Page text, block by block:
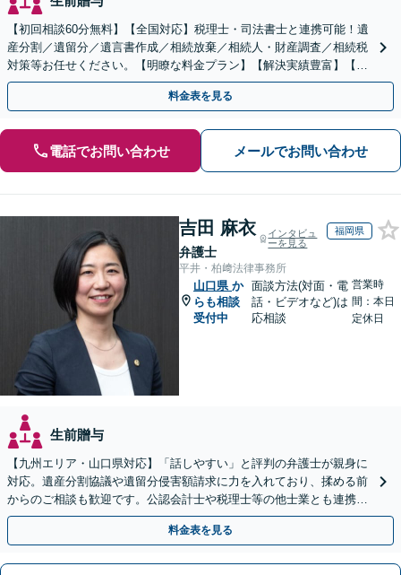
【初回相談60分無料】【全国対応】税理士・司法書士と連携可能！遺
産分割／遺留分／遺言書作成／相続放棄／相続人・財産調査／相続税
対策等お任せください。【明瞭な料金プラン】【解決実績豊富】【電
話相談可】
料金表を見る
電話でお問い合わせ メールでお問い合わせ
吉田 麻衣
弁護士
インタビュ
ーを見る
福岡県
平井・柏﨑法律事務所
山口県 か
らも相談
受付中
面談方法(対面・電
話・ビデオなど)は
応相談
営業時
間：本日
定休日
生前贈与
【九州エリア・山口県対応】「話しやすい」と評判の弁護士が親身に
対応。遺産分割協議や遺留分侵害額請求に力を入れており、揉める前
からのご相談も歓迎です。公認会計士や税理士等の他士業とも連携
し、円満な解決を全力でサポートいたします。
料金表を見る